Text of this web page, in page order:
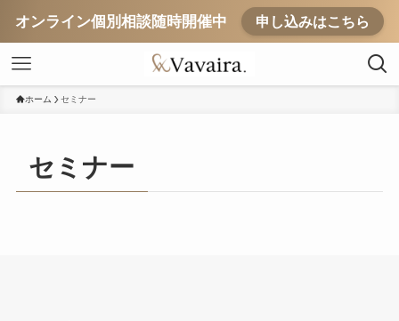
オンライン個別相談随時開催中 申し込みはこちら
ホーム セミナー
セミナー